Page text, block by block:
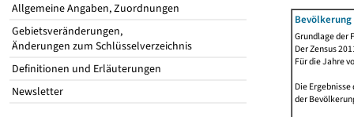
Allgemeine Angaben, Zuordnungen
Gebietsveränderungen,
Änderungen zum Schlüsselverzeichnis
Definitionen und Erläuterungen
Newsletter
Grundlage der
Der Zensus
Für die Jahre
Die
der